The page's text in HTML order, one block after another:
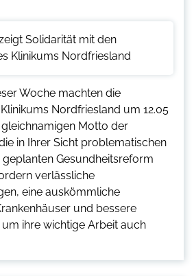
Woche machten die
Nordfriesland um 12.05
Motto der
in Ihrer Sicht problematischen
Gesundheitsreform
verlässliche
eine auskömmliche
und bessere
ihre wichtige Arbeit auch